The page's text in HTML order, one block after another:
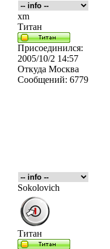
xm
Титан
Присоединился:
2005/10/2 14:57
Откуда Москва
Сообщений: 6779
Sokolovich
Титан